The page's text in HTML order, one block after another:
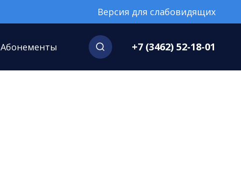
Версия для слабовидящих
Абонементы +7 (3462) 52-18-01